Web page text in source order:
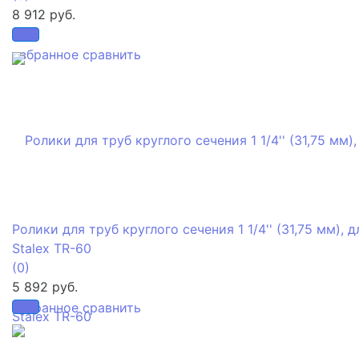
избранное сравнить
8 912 руб.
избранное сравнить
Ролики для труб круглого сечения 1 1/4'' (31,75 мм),
Stalex TR-60
(0)
5 892 руб.